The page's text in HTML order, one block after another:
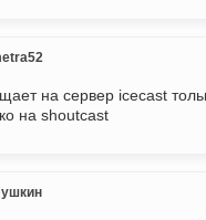
на сервер icecast
на shoutcast